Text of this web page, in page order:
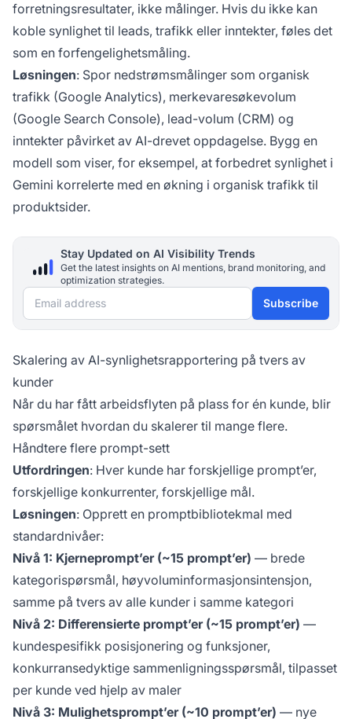
forretningsresultater, ikke målinger. Hvis du ikke kan
koble synlighet til leads, trafikk eller inntekter, føles det
som en forfengelighetsmåling.
Løsningen: Spor nedstrømsmålinger som organisk
trafikk (Google Analytics), merkevaresøkevolum
(Google Search Console), lead-volum (CRM) og
inntekter påvirket av AI-drevet oppdagelse. Bygg en
modell som viser, for eksempel, at forbedret synlighet i
Gemini korrelerte med en økning i organisk trafikk til
produktsider.
Stay Updated on AI Visibility Trends
Get the latest insights on AI mentions, brand monitoring, and
optimization strategies.
Email address Subscribe
Skalering av AI-synlighetsrapportering på tvers av
kunder
Når du har fått arbeidsflyten på plass for én kunde, blir
spørsmålet hvordan du skalerer til mange flere.
Håndtere flere prompt-sett
Utfordringen: Hver kunde har forskjellige prompt’er,
forskjellige konkurrenter, forskjellige mål.
Løsningen: Opprett en promptbibliotekmal med
standardnivåer:
Nivå 1: Kjerneprompt’er (~15 prompt’er) — brede
kategorispørsmål, høyvoluminformasjonsintensjon,
samme på tvers av alle kunder i samme kategori
Nivå 2: Differensierte prompt’er (~15 prompt’er) —
kundespesifikk posisjonering og funksjoner,
konkurransedyktige sammenligningsspørsmål, tilpasset
per kunde ved hjelp av maler
Nivå 3: Mulighetsprompt’er (~10 prompt’er) — nye